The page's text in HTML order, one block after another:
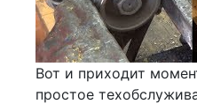
Вот и приходит
простое